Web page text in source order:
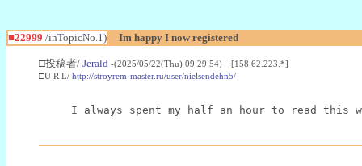
■22999 /inTopicNo.1) Im happy I now registered
□投稿者/ Jerald -(2025/05/22(Thu) 09:29:54) [158.62.223.*]
□U R L/ http://stroyrem-master.ru/user/nielsendehn5/
I always spent my half an hour to read